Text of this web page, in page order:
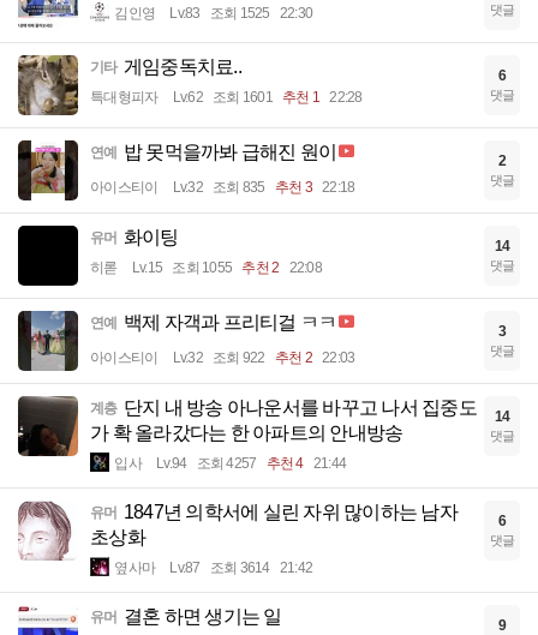
김인영 Lv.83 조회 1525 22:30 댓글
기타 게임중독치료..
특대형피자 Lv.62 조회 1601 추천 1 22:28
6
댓글
연예 밥 못먹을까봐 급해진 원이
아이스티이 Lv.32 조회 835 추천 3 22:18
2
댓글
유머 화이팅
히롣 Lv.15 조회 1055 추천 2 22:08
14
댓글
연예 백제 자객과 프리티걸 ㅋㅋ
아이스티이 Lv.32 조회 922 추천 2 22:03
3
댓글
계층 단지 내 방송 아나운서를 바꾸고 나서 집중도
가 확 올라갔다는 한 아파트의 안내방송
입사 Lv.94 조회 4257 추천 4 21:44
14
댓글
유머 1847년 의학서에 실린 자위 많이하는 남자
초상화
옆사마 Lv.87 조회 3614 21:42
6
댓글
유머 결혼 하면 생기는 일 9